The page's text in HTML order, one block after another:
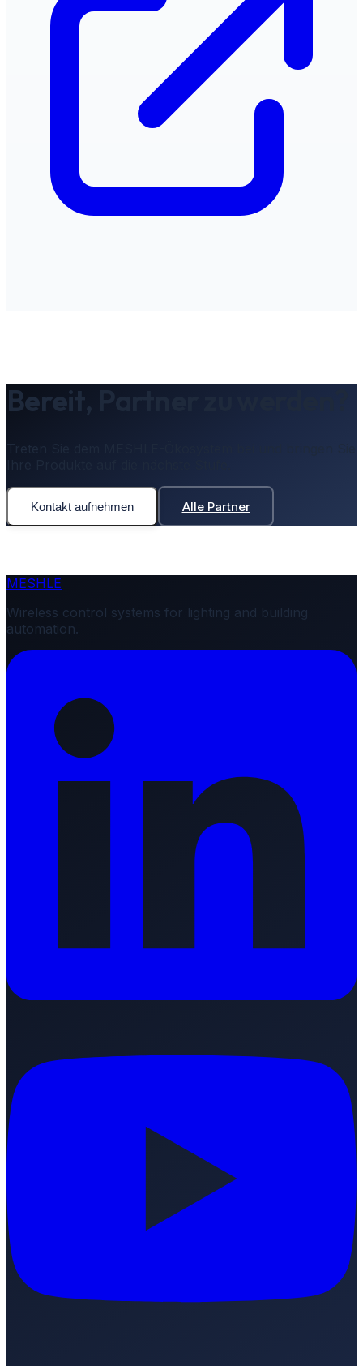
Bereit, Partner zu werden?
Treten Sie dem MESHLE-Ökosystem bei und bringen Sie
Kontakt aufnehmen Alle Partner
MESHLE
Wireless control systems for lighting and building
automation.